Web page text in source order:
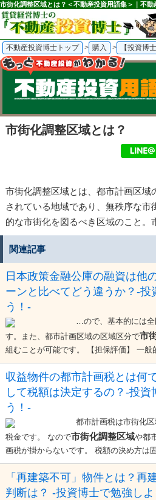
市街化調整区域とは？＜不動産投資用語集＞｜不動
不動産投資博士トップ > 購入 > 【投資博
市街化調整区域とは？
市街化調整区域とは、都市計画区域
されている地域であり、無秩序な市
的な市街化を図るべき区域のこと。
関連記事
日本政策金融公庫の融資は他
ーンと比べてどう違うか？-投
う！-
…ので、基本的には
す。また、都市計画区域の区域区分で市
組むことが可能です。 【担保評価】 一般
収益物件の都市計画税とは何
して税額は決定するの？-投資
う！-
都市計画税は市街化
税金です。 なので市街化調整区域や都
画税が掛からないです。 税額の決め方は
「再建築不可」物件とは？再
判断は？ -投資博士で勉強し